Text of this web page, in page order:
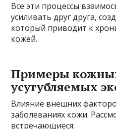
Все эти процессы
усиливать друг друга,
который приводит к
кожей.
Примеры
усугубляемых
Влияние внешних
заболеваниях кожи.
встречающиеся: